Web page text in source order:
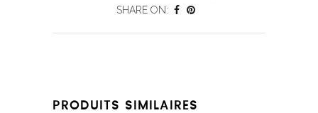
SHARE ON:
PRODUITS SIMILAIRES